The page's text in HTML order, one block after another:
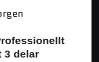
3 delar